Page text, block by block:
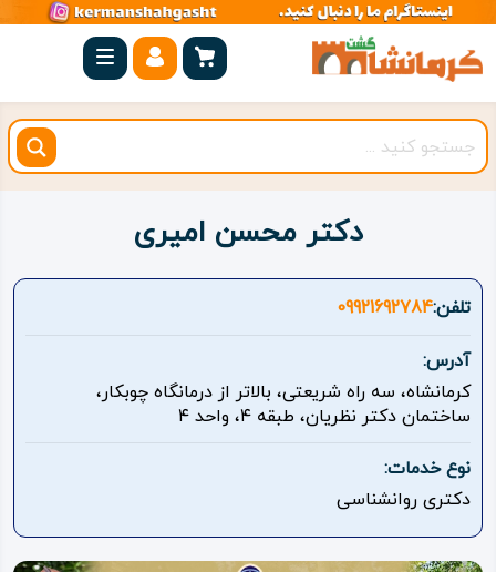
صفحه
اصلی
کرمانشاه
شهرستان
بیستون
روستاهای
هدف
ویژه
دکتر محسن امیری
تلفن:09921692784
آدرس:
کرمانشاه، سه راه شریعتی، بالاتر از درمانگاه چوبکار،
ساختمان دکتر نظریان، طبقه ۴، واحد ۴
نوع خدمات:
دکتری روانشناسی